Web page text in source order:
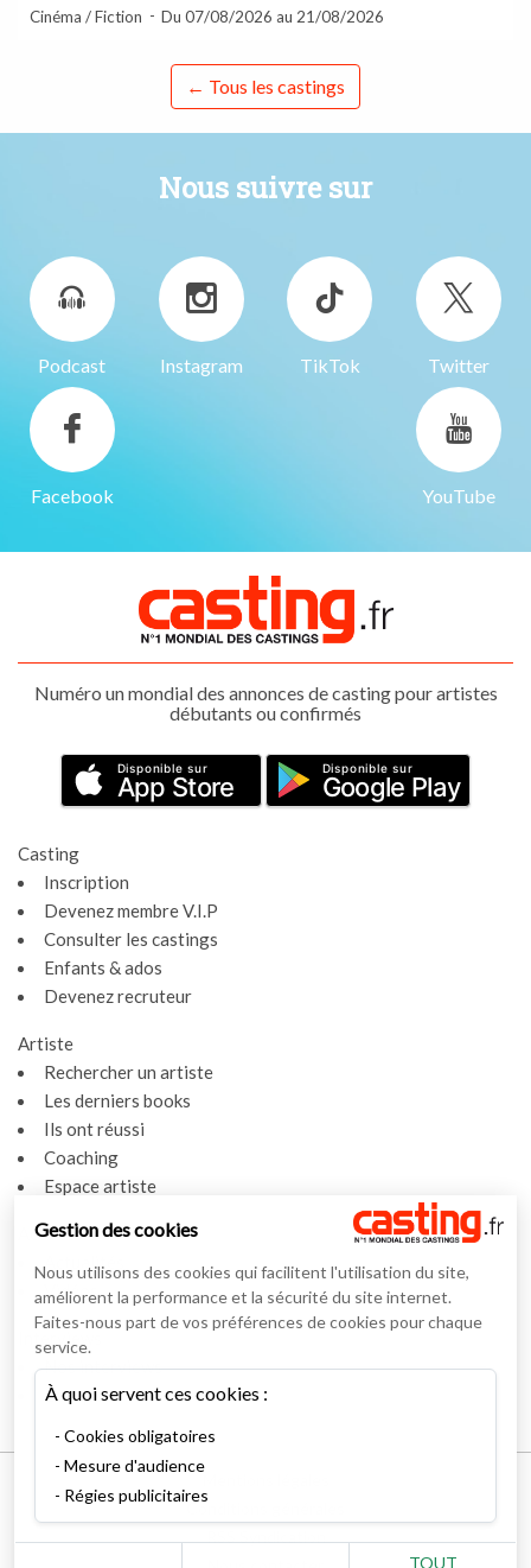
Cinéma / Fiction Du 07/08/2026 au 21/08/2026
← Tous les castings
Nous suivre sur
Podcast Instagram TikTok Twitter
Facebook YouTube
Numéro un mondial des annonces de casting pour artistes
débutants ou confirmés
Disponible sur
App Store
Disponible sur
Google Play
Casting
Inscription
Devenez membre V.I.P
Consulter les castings
Enfants & ados
Devenez recruteur
Artiste
Rechercher un artiste
Les derniers books
Ils ont réussi
Coaching
Espace artiste
Actualités
Actualités
Vidéos
Interviews
Nos interviews
Lexique
Conditions générales
Gestion des cookies
Nous utilisons des cookies qui facilitent l'utilisation du site,
améliorent la performance et la sécurité du site internet.
Faites-nous part de vos préférences de cookies pour chaque
service.
À quoi servent ces cookies :
Cookies obligatoires
Mesure d'audience
Régies publicitaires
TOUT